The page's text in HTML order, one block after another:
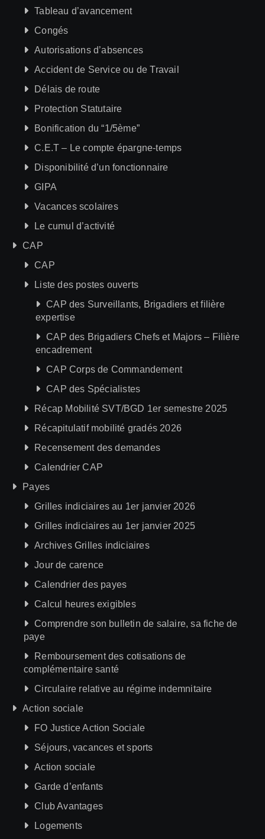
Tableau d’avancement
Congés
Autorisations d’absences
Accident de Service ou de Travail
Délais de route
Protection Statutaire
Bonification du “1/5ème”
C.E.T – Le compte épargne-temps
Disponibilité d’un fonctionnaire
GIPA
Vacances scolaires
Le cumul d’activité
CAP
CAP
Liste des postes ouverts
CAP des Surveillants, Brigadiers et filière
expertise
CAP des Brigadiers Chefs et Majors – Filière
encadrement
CAP Corps de Commandement
CAP des Spécialistes
Récap Mobilité SVT/BGD 1er semestre 2025
Récapitulatif mobilité gradés 2026
Recensement des demandes
Calendrier CAP
Payes
Grilles indiciaires au 1er janvier 2026
Grilles indiciaires au 1er janvier 2025
Archives Grilles indiciaires
Jour de carence
Calendrier des payes
Calcul heures exigibles
Comprendre son bulletin de salaire, sa fiche de
paye
Remboursement des cotisations de
complémentaire santé
Circulaire relative au régime indemnitaire
Action sociale
FO Justice Action Sociale
Séjours, vacances et sports
Action sociale
Garde d’enfants
Club Avantages
Logements